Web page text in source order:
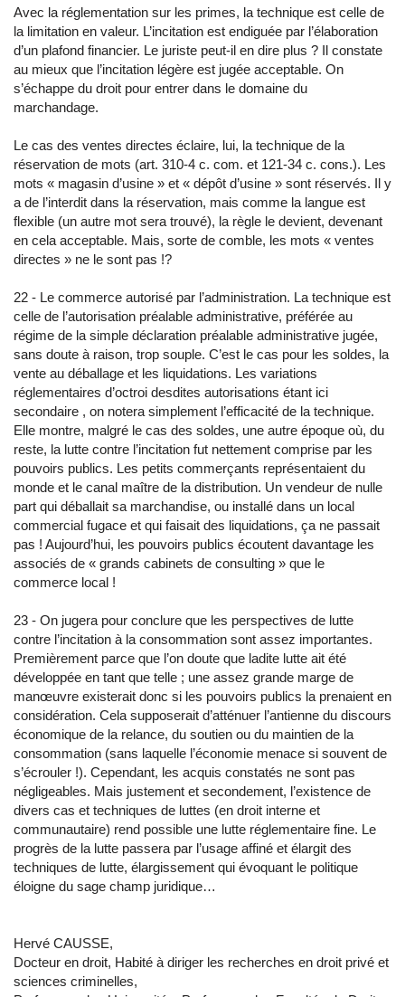
Avec la réglementation sur les primes, la technique est celle de
la limitation en valeur. L’incitation est endiguée par l’élaboration
d’un plafond financier. Le juriste peut-il en dire plus ? Il constate
au mieux que l’incitation légère est jugée acceptable. On
s’échappe du droit pour entrer dans le domaine du
marchandage.
Le cas des ventes directes éclaire, lui, la technique de la
réservation de mots (art. 310-4 c. com. et 121-34 c. cons.). Les
mots « magasin d’usine » et « dépôt d’usine » sont réservés. Il y
a de l’interdit dans la réservation, mais comme la langue est
flexible (un autre mot sera trouvé), la règle le devient, devenant
en cela acceptable. Mais, sorte de comble, les mots « ventes
directes » ne le sont pas !?
22 - Le commerce autorisé par l’administration. La technique est
celle de l’autorisation préalable administrative, préférée au
régime de la simple déclaration préalable administrative jugée,
sans doute à raison, trop souple. C’est le cas pour les soldes, la
vente au déballage et les liquidations. Les variations
réglementaires d’octroi desdites autorisations étant ici
secondaire , on notera simplement l’efficacité de la technique.
Elle montre, malgré le cas des soldes, une autre époque où, du
reste, la lutte contre l’incitation fut nettement comprise par les
pouvoirs publics. Les petits commerçants représentaient du
monde et le canal maître de la distribution. Un vendeur de nulle
part qui déballait sa marchandise, ou installé dans un local
commercial fugace et qui faisait des liquidations, ça ne passait
pas ! Aujourd’hui, les pouvoirs publics écoutent davantage les
associés de « grands cabinets de consulting » que le
commerce local !
23 - On jugera pour conclure que les perspectives de lutte
contre l’incitation à la consommation sont assez importantes.
Premièrement parce que l’on doute que ladite lutte ait été
développée en tant que telle ; une assez grande marge de
manœuvre existerait donc si les pouvoirs publics la prenaient en
considération. Cela supposerait d’atténuer l’antienne du discours
économique de la relance, du soutien ou du maintien de la
consommation (sans laquelle l’économie menace si souvent de
s’écrouler !). Cependant, les acquis constatés ne sont pas
négligeables. Mais justement et secondement, l’existence de
divers cas et techniques de luttes (en droit interne et
communautaire) rend possible une lutte réglementaire fine. Le
progrès de la lutte passera par l’usage affiné et élargit des
techniques de lutte, élargissement qui évoquant le politique
éloigne du sage champ juridique…
Hervé CAUSSE,
Docteur en droit, Habité à diriger les recherches en droit privé et
sciences criminelles,